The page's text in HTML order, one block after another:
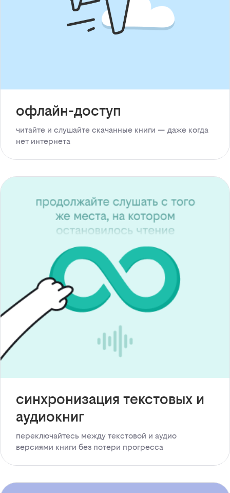
офлайн-доступ
читайте и слушайте скачанные книги — даже когда
нет интернета
синхронизация текстовых и
аудиокниг
переключайтесь между текстовой и аудио
версиями книги без потери прогресса